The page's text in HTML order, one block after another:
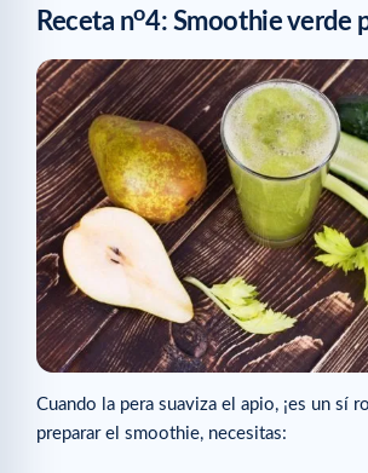
Receta no4: Smoothie verde
Cuando la pera suaviza el apio, ¡es un sí
preparar el smoothie, necesitas: